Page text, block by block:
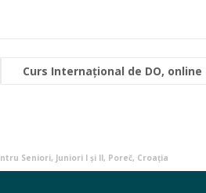
Curs Internațional de DO, online
Seniori, Juniori I și II, Poreč, Croația